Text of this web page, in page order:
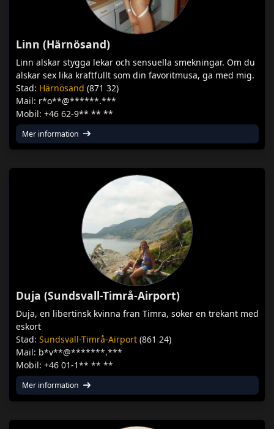
Linn (Härnösand)
Linn alskar stygga lekar och sensuella smekningar. Om du
alskar sex lika kraftfullt som din favoritmusa, ga med mig.
Stad: Härnösand (871 32)
Mail: r*o**@******.***
Mobil: +46 62-9** ** **
Mer information
Duja (Sundsvall-Timrå-Airport)
Duja, en libertinsk kvinna fran Timra, soker en trekant med
eskort
Stad: Sundsvall-Timrå-Airport (861 24)
Mail: b*v**@*******.***
Mobil: +46 01-1** ** **
Mer information